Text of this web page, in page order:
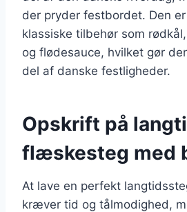
der pryder festbordet. Den
klassiske tilbehør som
og flødesauce, hvilket gør
del af danske festligheder.
Opskrift på
flæskesteg med
At lave en perfekt
kræver tid og tålmodighed,